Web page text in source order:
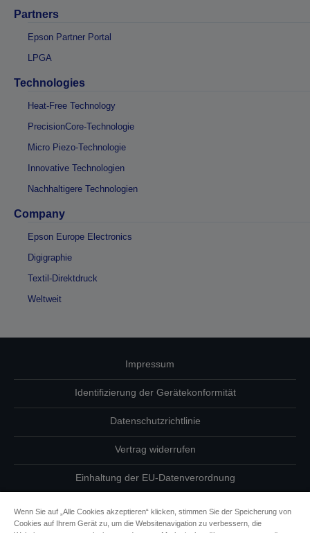
Partners
Epson Partner Portal
LPGA
Technologies
Heat-Free Technology
PrecisionCore-Technologie
Micro Piezo-Technologie
Innovative Technologien
Nachhaltigere Technologien
Company
Epson Europe Electronics
Digigraphie
Textil-Direktdruck
Weltweit
Impressum
Identifizierung der Gerätekonformität
Datenschutzrichtlinie
Vertrag widerrufen
Einhaltung der EU-Datenverordnung
Wenn Sie auf „Alle Cookies akzeptieren“ klicken, stimmen Sie der Speicherung von
Cookies auf Ihrem Gerät zu, um die Websitenavigation zu verbessern, die